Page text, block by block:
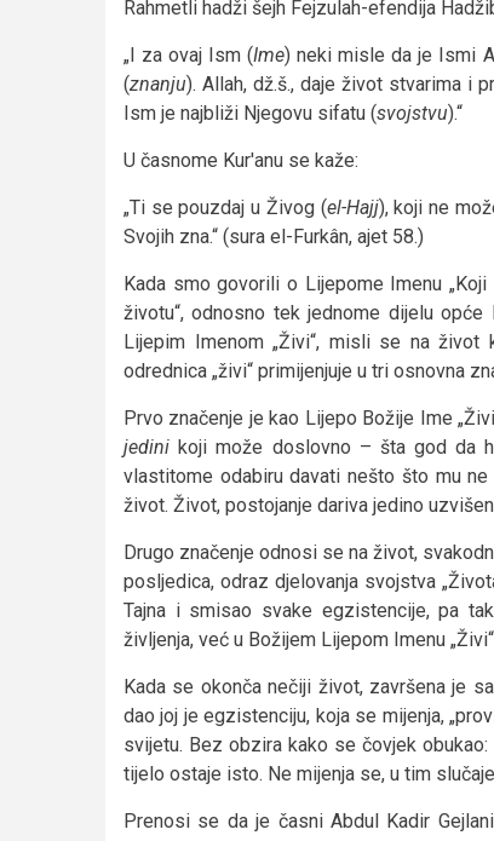
Rahmetli hadži šejh Fejzulah-efendija
„I za ovaj Ism (Ime) neki misle da je Ismi
(znanju). Allah, dž.š., daje život stvarima i
Ism je najbliži Njegovu sifatu (svojstvu).“
U časnome Kur'anu se kaže:
„Ti se pouzdaj u Živog (el-Hajj), koji ne
Svojih zna.“ (sura el-Furkân, ajet 58.)
Kada smo govorili o Lijepome Imenu „Koji
životu“, odnosno tek jednome dijelu
Lijepim Imenom „Živi“, misli se na život
odrednica „živi“ primijenjuje u tri osnovna
Prvo značenje je kao Lijepo Božije Ime
jedini koji može doslovno – šta god da
vlastitome odabiru davati nešto što mu
život. Život, postojanje dariva jedino
Drugo značenje odnosi se na život,
posljedica, odraz djelovanja svojstva
Tajna i smisao svake egzistencije, pa
življenja, već u Božijem Lijepom Imenu
Kada se okonča nečiji život, završena je
dao joj je egzistenciju, koja se mijenja,
svijetu. Bez obzira kako se čovjek
tijelo ostaje isto. Ne mijenja se, u tim
Prenosi se da je časni Abdul Kadir